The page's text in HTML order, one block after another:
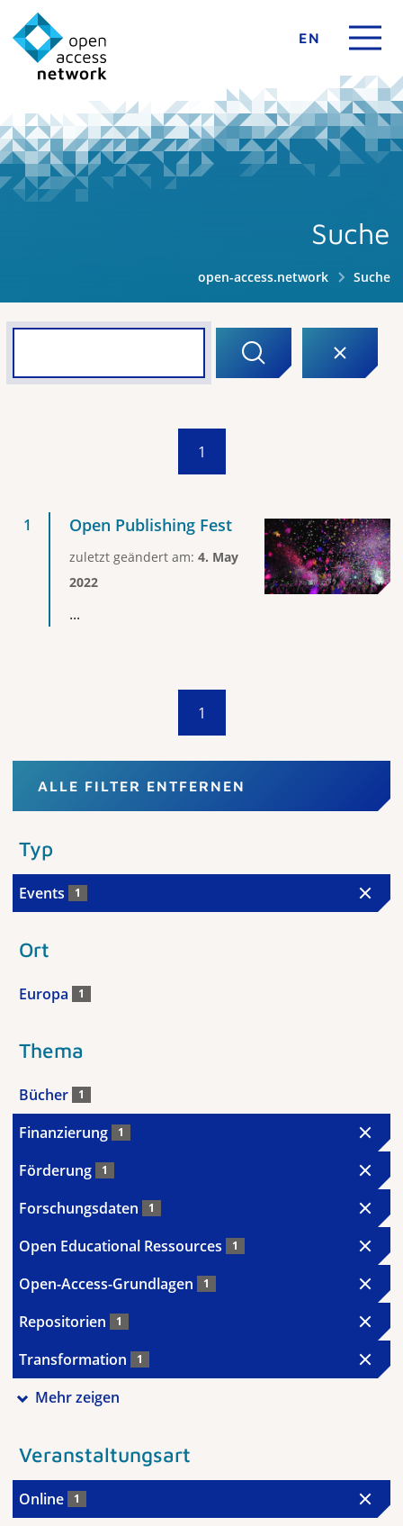
EN
Suche
open-access.network Suche
1
Open Publishing Fest
zuletzt geändert am: 4. May
2022
...
1
ALLE FILTER ENTFERNEN
Typ
Events 1
Ort
Europa 1
Thema
Bücher 1
Finanzierung 1
Förderung 1
Forschungsdaten 1
Open Educational Ressources 1
Open-Access-Grundlagen 1
Repositorien 1
Transformation 1
Mehr zeigen
Veranstaltungsart
Online 1